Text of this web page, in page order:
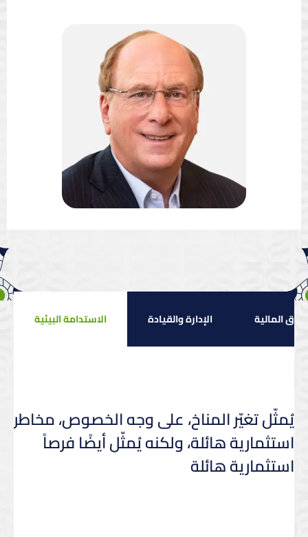
الاستدامة البيئية الإدارة والقيادة المالية
يُمثّل تغيّر المناخ، على وجه الخصوص، مخاطر
استثمارية هائلة، ولكنه يُمثّل أيضًا فرصاً
استثمارية هائلة